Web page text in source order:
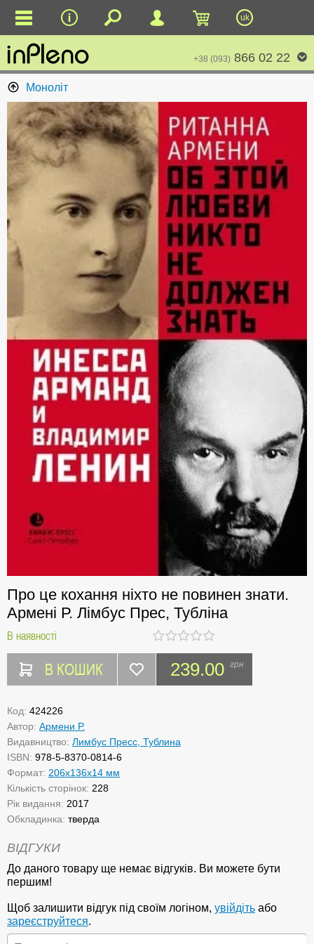
uk
+38 (093) 866 02 22
Моноліт
Про це кохання ніхто не повинен знати.
Армені Р. Лімбус Прес, Тубліна
В наявності
В КОШИК 239.00 грн
Код: 424226
Автор: Армени Р.
Видавництво: Лимбус Пресс, Тублина
ISBN: 978-5-8370-0814-6
Формат: 206x136x14 мм
Кількість сторінок: 228
Рік видання: 2017
Обкладинка: тверда
ВІДГУКИ
До даного товару ще немає відгуків. Ви можете бути
першим!
Щоб залишити відгук під своїм логіном, увійдіть або
зареєструйтеся.